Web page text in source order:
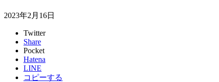
2023年2月16日
Twitter
Share
Pocket
Hatena
LINE
コピーする